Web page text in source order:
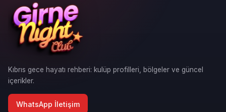
Kıbrıs gece hayatı rehberi: kulüp profilleri, bölgeler ve güncel
içerikler.
WhatsApp İletişim